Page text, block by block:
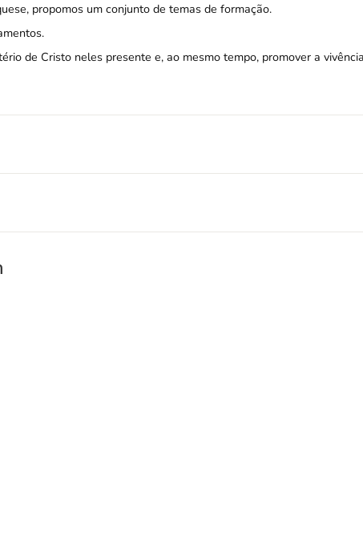
propomos um conjunto de temas de formação.
de Cristo neles presente e, ao mesmo tempo, promover a